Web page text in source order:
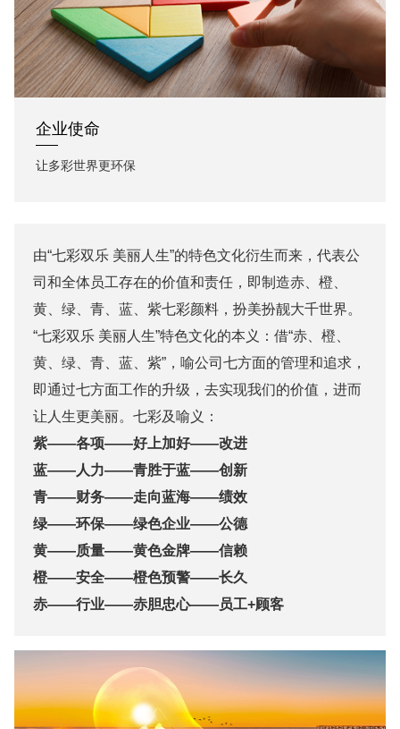
企业使命
让多彩世界更环保
由“七彩双乐 美丽人生”的特色文化衍生而来，代表公
司和全体员工存在的价值和责任，即制造赤、橙、
黄、绿、青、蓝、紫七彩颜料，扮美扮靓大千世界。
“七彩双乐 美丽人生”特色文化的本义：借“赤、橙、
黄、绿、青、蓝、紫”，喻公司七方面的管理和追求，
即通过七方面工作的升级，去实现我们的价值，进而
让人生更美丽。七彩及喻义：
紫——各项——好上加好——改进
蓝——人力——青胜于蓝——创新
青——财务——走向蓝海——绩效
绿——环保——绿色企业——公德
黄——质量——黄色金牌——信赖
橙——安全——橙色预警——长久
赤——行业——赤胆忠心——员工+顾客